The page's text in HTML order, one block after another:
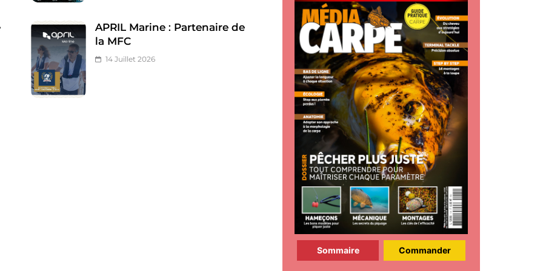
APRIL Marine : Partenaire de
la MFC
14 Juillet 2026
Sommaire Commander